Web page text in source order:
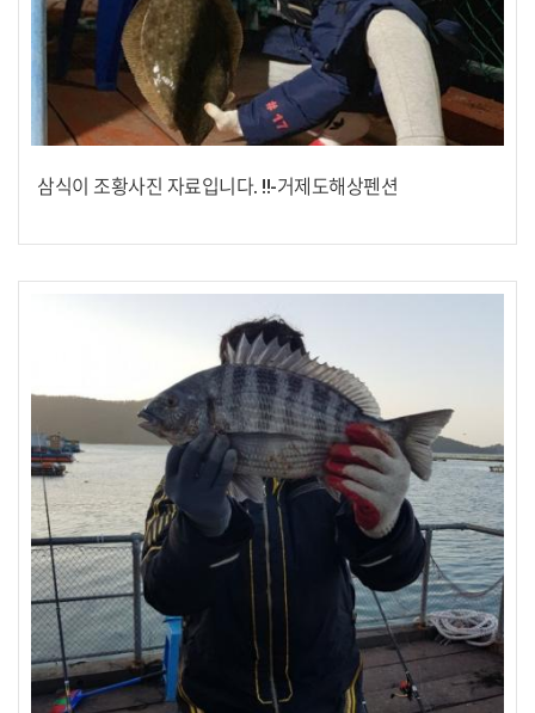
삼식이 조황사진 자료입니다. !!-거제도해상펜션